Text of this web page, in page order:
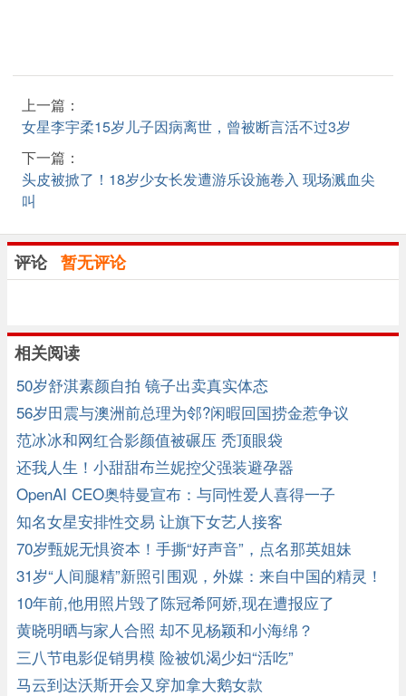
上一篇：
女星李宇柔15岁儿子因病离世，曾被断言活不过3岁
下一篇：
头皮被掀了！18岁少女长发遭游乐设施卷入 现场溅血尖
叫
评论 暂无评论
相关阅读
50岁舒淇素颜自拍 镜子出卖真实体态
56岁田震与澳洲前总理为邻?闲暇回国捞金惹争议
范冰冰和网红合影颜值被碾压 秃顶眼袋
还我人生！小甜甜布兰妮控父强装避孕器
OpenAI CEO奥特曼宣布：与同性爱人喜得一子
知名女星安排性交易 让旗下女艺人接客
70岁甄妮无惧资本！手撕“好声音”，点名那英姐妹
31岁“人间腿精”新照引围观，外媒：来自中国的精灵！
10年前,他用照片毁了陈冠希阿娇,现在遭报应了
黄晓明晒与家人合照 却不见杨颖和小海绵？
三八节电影促销男模 险被饥渴少妇“活吃”
马云到达沃斯开会又穿加拿大鹅女款